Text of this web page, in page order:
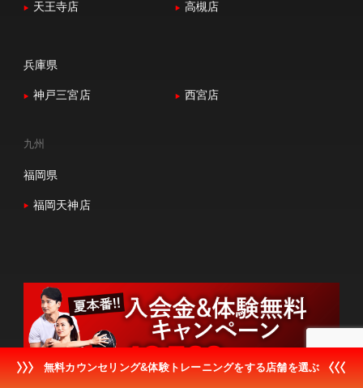
天王寺店 高槻店
兵庫県
神戸三宮店 西宮店
九州
福岡県
福岡天神店
無料カウンセリング&体験トレーニングをする店舗を選ぶ